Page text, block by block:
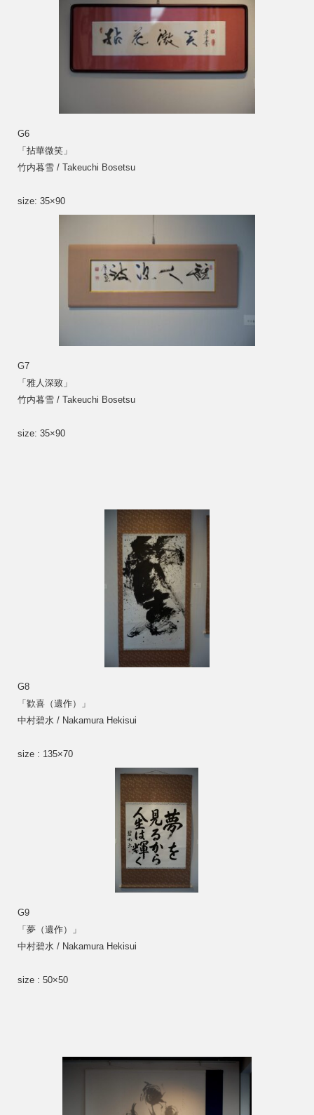
G6
「拈華微笑」
竹内暮雪 / Takeuchi Bosetsu
size: 35×90
G7
「雅人深致」
竹内暮雪 / Takeuchi Bosetsu
size: 35×90
G8
「歓喜（遺作）」
中村碧水 / Nakamura Hekisui
size : 135×70
G9
「夢（遺作）」
中村碧水 / Nakamura Hekisui
size : 50×50